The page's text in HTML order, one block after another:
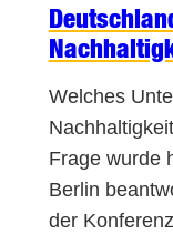
Welches
Frage wurde
Berlin
der